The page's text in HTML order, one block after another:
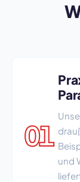
01
und